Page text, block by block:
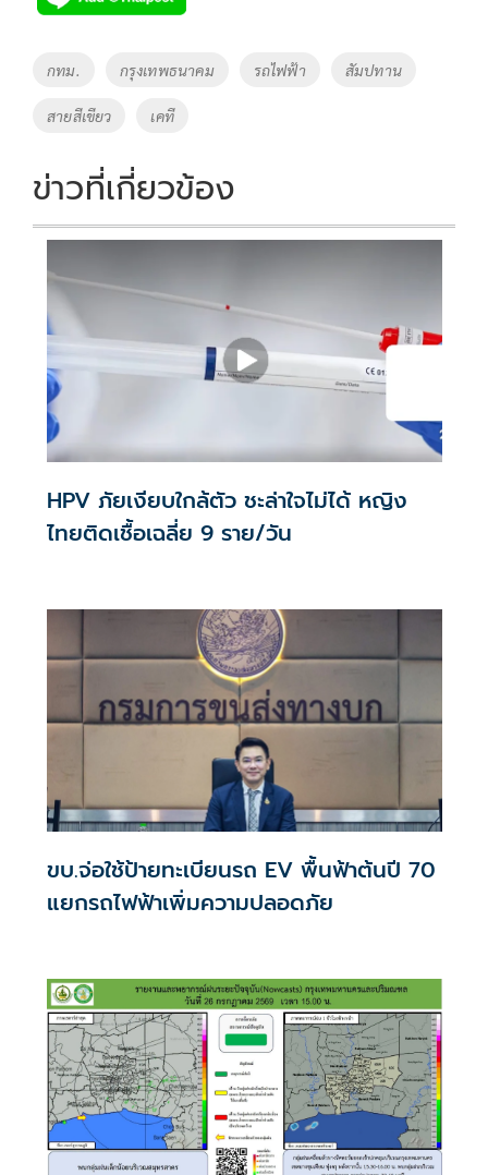
b
o
o
k
er y
Li
n
k
Tags
กทม. กรุงเทพธนาคม รถไฟฟ้า สัมปทาน
สายสีเขียว เคที
ข่าวที่เกี่ยวข้อง
HPV ภัยเงียบใกล้ตัว ชะล่าใจไม่ได้ หญิง
ไทยติดเชื้อเฉลี่ย 9 ราย/วัน
ขบ.จ่อใช้ป้ายทะเบียนรถ EV พื้นฟ้าต้นปี 70
แยกรถไฟฟ้าเพิ่มความปลอดภัย